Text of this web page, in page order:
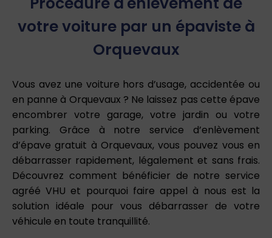
votre voiture par un épaviste à
Orquevaux
Vous avez une voiture hors d’usage, accidentée ou
en panne à Orquevaux ? Ne laissez pas cette épave
encombrer votre garage, votre jardin ou votre
parking. Grâce à notre service d’enlèvement
d’épave gratuit à Orquevaux, vous pouvez vous en
débarrasser rapidement, légalement et sans frais.
Découvrez comment bénéficier de notre service
agréé VHU et pourquoi faire appel à nous est la
solution idéale pour vous débarrasser de votre
véhicule en toute tranquillité.